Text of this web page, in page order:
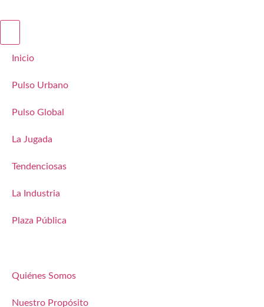
Inicio
Pulso Urbano
Pulso Global
La Jugada
Tendenciosas
La Industria
Plaza Pública
Quiénes Somos
Nuestro Propósito